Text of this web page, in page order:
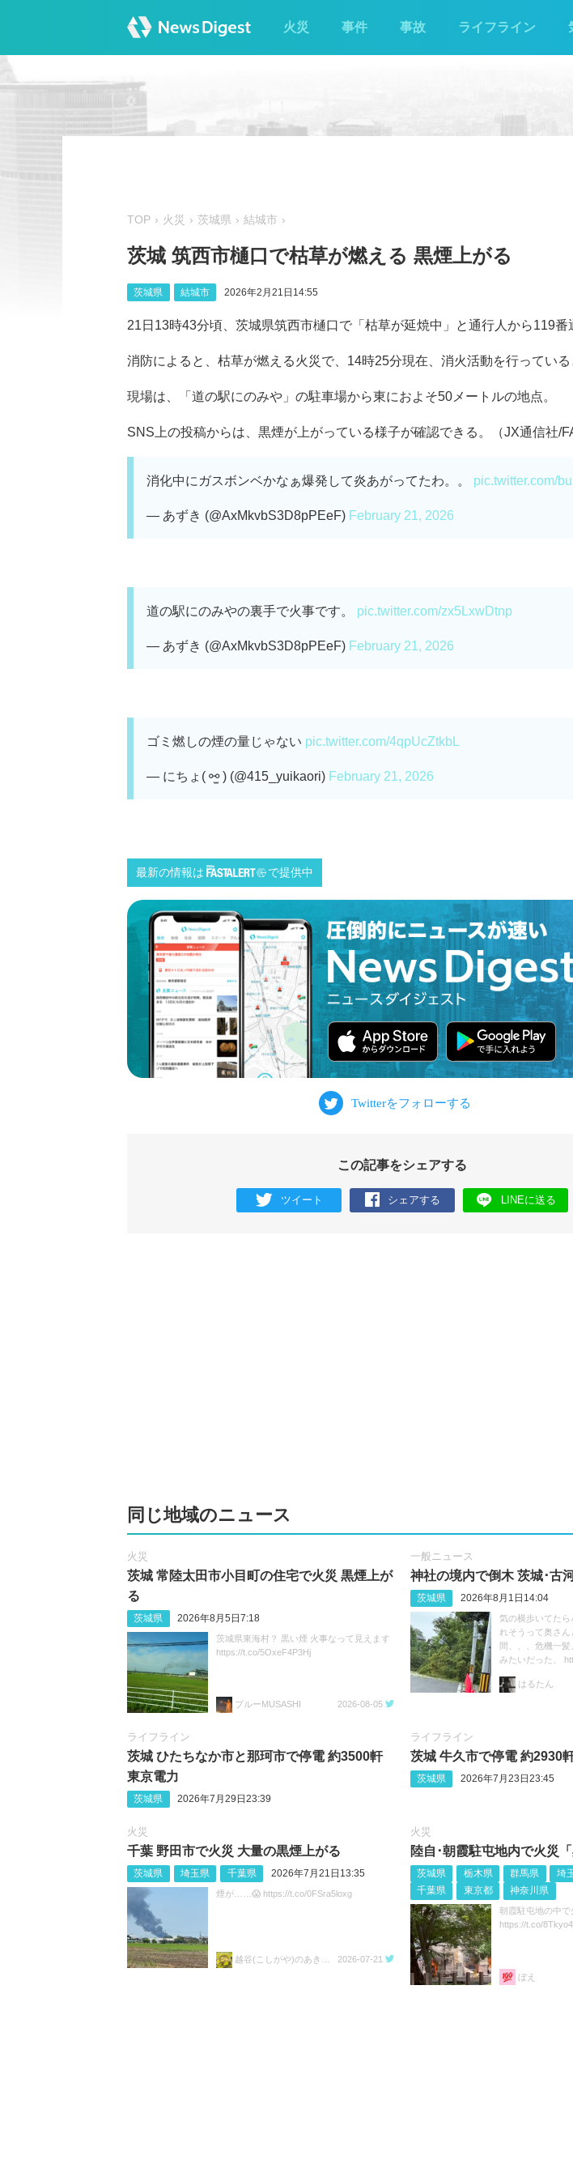
火災 事件 事故 ライフライン
TOP 火災 茨城県 結城市
茨城 筑西市樋口で枯草が燃える 黒煙上がる
茨城県 結城市 2026年2月21日14:55
21日13時43分頃、茨城県筑西市樋口で「枯草が延焼中」と通行人から119番
消防によると、枯草が燃える火災で、14時25分現在、消火活動を行っている
現場は、「道の駅にのみや」の駐車場から東におよそ50メートルの地点。
SNS上の投稿からは、黒煙が上がっている様子が確認できる。（JX通信社/
消化中にガスボンベかなぁ爆発して炎あがってたわ。。 pic.twitter.com/
— あずき (@AxMkvbS3D8pPEeF) February 21, 2026
道の駅にのみやの裏手で火事です。 pic.twitter.com/zx5LxwDtnp
— あずき (@AxMkvbS3D8pPEeF) February 21, 2026
ゴミ燃しの煙の量じゃない pic.twitter.com/4qpUcZtkbL
— にちょ( ⚯̫ ) (@415_yuikaori) February 21, 2026
最新の情報は で提供中
この記事をシェアする
ツイート シェアする LINEに送る
同じ地域のニュース
火災
茨城 常陸太田市小目町の住宅で火災 黒煙上が
る
茨城県 2026年8月5日7:18
茨城県東海村？ 黒い煙 火事なって見えます
https://t.co/5OxeF4P3Hj
ブルーMUSASHI 2026-08-05
一般ニュース
神社の境内で倒木 茨城･古
茨城県 2026年8月1日14:04
気の横歩いてた
れそうって奥さ
間、、、危機一
みたいだった、
はるたん
ライフライン
茨城 ひたちなか市と那珂市で停電 約3500軒
東京電力
茨城県 2026年7月29日23:39
ライフライン
茨城 牛久市で停電 約2930
茨城県 2026年7月23日23:45
火災
千葉 野田市で火災 大量の黒煙上がる
茨城県 埼玉県 千葉県 2026年7月21日13:35
煙が……😱 https://t.co/0FSra5loxg
2026-07-21
火災
陸自･朝霞駐屯地内で火災「
茨城県 栃木県 群馬県
埼
千葉県
東京都 神奈川県
朝霞駐屯地の中
https://t.co/
ぼえ